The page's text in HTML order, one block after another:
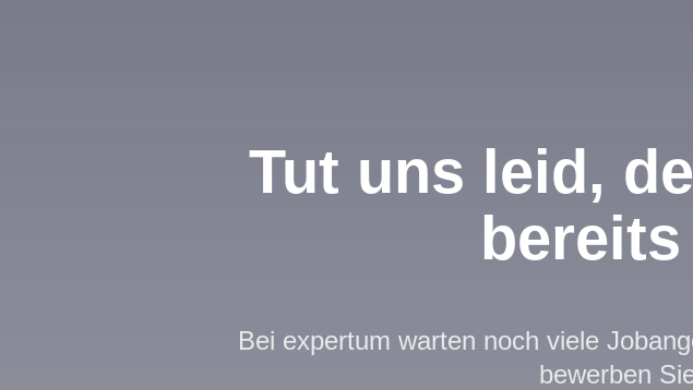
Tut uns leid,
Bei expertum warten noch viele
bewerben